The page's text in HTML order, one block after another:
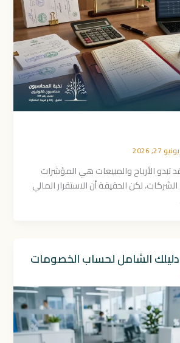
يونيو 27, 2026
تبدو الأرباح والمبيعات هي المؤشرات
لكن الحقيقة أن الاستقرار المالي
الشامل لحساب الخصومات